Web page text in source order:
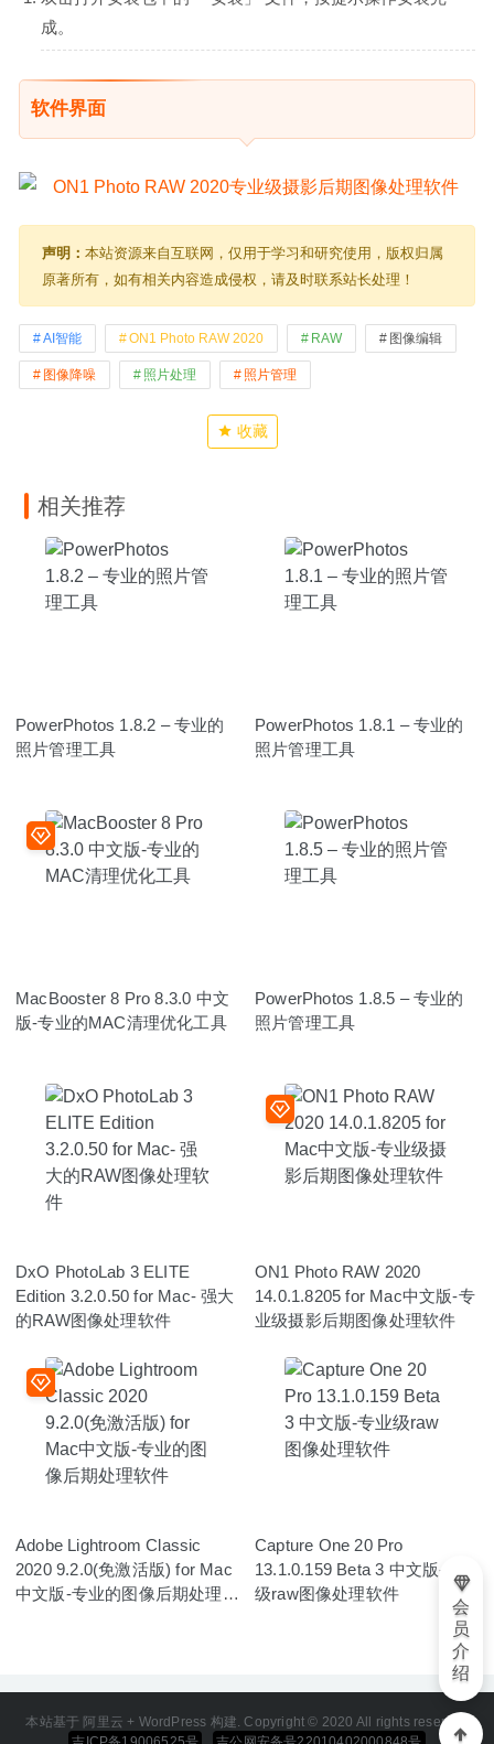
成。
软件界面
声明： 本站资源来自互联网，仅用于学习和研究使用，版权归属
原著所有，如有相关内容造成侵权，请及时联系站长处理！
AI智能 ON1 Photo RAW 2020 RAW 图像编辑
图像降噪 照片处理 照片管理
收藏
相关推荐
PowerPhotos 1.8.2 – 专业的
照片管理工具
PowerPhotos 1.8.1 – 专业的
照片管理工具
MacBooster 8 Pro 8.3.0 中文
版-专业的MAC清理优化工具
PowerPhotos 1.8.5 – 专业的
照片管理工具
DxO PhotoLab 3 ELITE
Edition 3.2.0.50 for Mac- 强大
的RAW图像处理软件
ON1 Photo RAW 2020
14.0.1.8205 for Mac中文版-专
业级摄影后期图像处理软件
Adobe Lightroom Classic
2020 9.2.0(免激活版) for Mac
中文版-专业的图像后期处理软
Capture One 20 Pro
13.1.0.159 Beta 3 中文版-专业
级raw图像处理软件
本站基于 阿里云 + WordPress 构建. Copyright © 2020 All rights reserved
会
员
介
绍